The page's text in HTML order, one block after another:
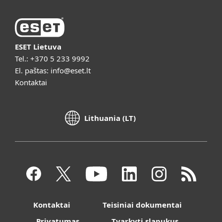
ESET Lietuva
Tel.: +370 5 233 9992
El. paštas: info@eset.lt
Kontaktai
Lithuania (LT)
Kontaktai
Teisiniai dokumentai